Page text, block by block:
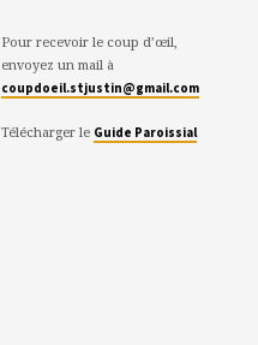
Pour recevoir le coup d’œil,
envoyez un mail à
coupdoeil.stjustin@gmail.com
Télécharger le Guide Paroissial